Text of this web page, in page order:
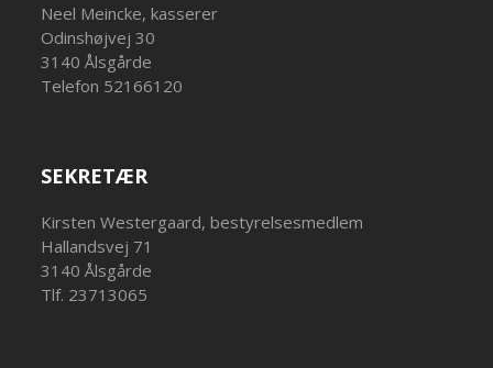
Neel Meincke, kasserer
Odinshøjvej 30
3140 Ålsgårde
Telefon 52166120
SEKRETÆR
Kirsten Westergaard, bestyrelsesmedlem
Hallandsvej 71
3140 Ålsgårde
Tlf. 23713065